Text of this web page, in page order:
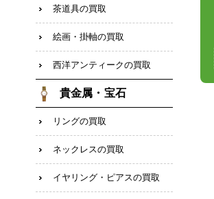
茶道具の買取
絵画・掛軸の買取
西洋アンティークの買取
貴金属・宝石
リングの買取
ネックレスの買取
イヤリング・ピアスの買取